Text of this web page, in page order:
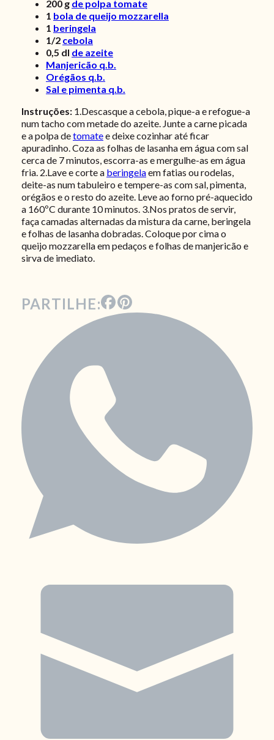
200 g de polpa tomate
1 bola de queijo mozzarella
1 beringela
1/2 cebola
0,5 dl de azeite
Manjericão q.b.
Orégãos q.b.
Sal e pimenta q.b.
Instruções: 1.Descasque a cebola, pique-a e refogue-a
num tacho com metade do azeite. Junte a carne picada
e a polpa detomatee deixe cozinhar até ficar
apuradinho. Coza as folhas de lasanha em água com sal
cerca de 7 minutos, escorra-as e mergulhe-as em água
fria. 2.Lave e corte a beringelaem fatias ou rodelas,
deite-as num tabuleiro e tempere-as com sal, pimenta,
orégãos e o resto do azeite. Leve ao forno pré-aquecido
a 160ºC durante 10 minutos. 3.Nos pratos de servir,
faça camadas alternadas da mistura da carne, beringela
e folhas de lasanha dobradas. Coloque por cima o
queijo mozzarella em pedaços e folhas de manjericão e
sirva de imediato.
PARTILHE: